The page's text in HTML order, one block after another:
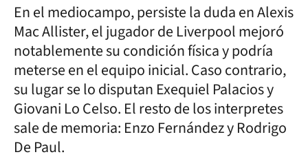
En el mediocampo, persiste la duda en Alexis
Mac Allister, el jugador de Liverpool mejoró
notablemente su condición física y podría
meterse en el equipo inicial. Caso contrario,
su lugar se lo disputan Exequiel Palacios y
Giovani Lo Celso. El resto de los interpretes
sale de memoria: Enzo Fernández y Rodrigo
De Paul.